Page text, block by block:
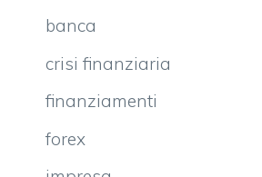
banca
crisi finanziaria
finanziamenti
forex